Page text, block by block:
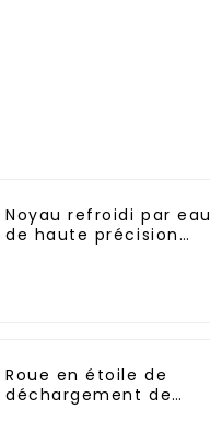
Noyau refroidi par eau
de haute précision
Roue en étoile de
déchargement de